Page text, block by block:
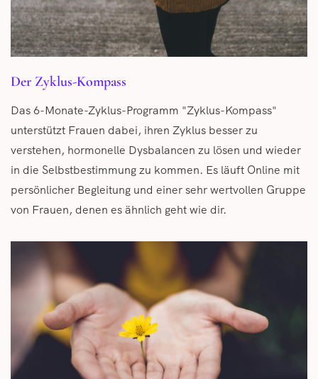
Der Zyklus-Kompass
Das 6-Monate-Zyklus-Programm "Zyklus-Kompass"
unterstützt Frauen dabei, ihren Zyklus besser zu
verstehen, hormonelle Dysbalancen zu lösen und wieder
in die Selbstbestimmung zu kommen. Es läuft Online mit
persönlicher Begleitung und einer sehr wertvollen Gruppe
von Frauen, denen es ähnlich geht wie dir.